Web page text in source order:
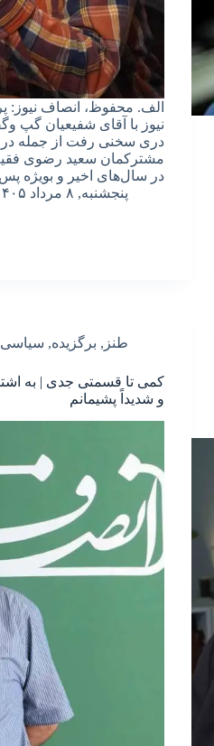
الف. محفوظ، انصاف نیوز:
نیوز با آقای شفیعیان گپ
دری سخنی رفت از جمله
مشترکمان سعید رضوی
در سال‌های اخیر و بویژه
پنجشنبه, ۸ مرداد ۱۴۰۵ – ۱۹:۳۶
طنز , برگزیده, سیاسی
کمی تا قسمتی جدی | به
و شدیداً پشیمانم